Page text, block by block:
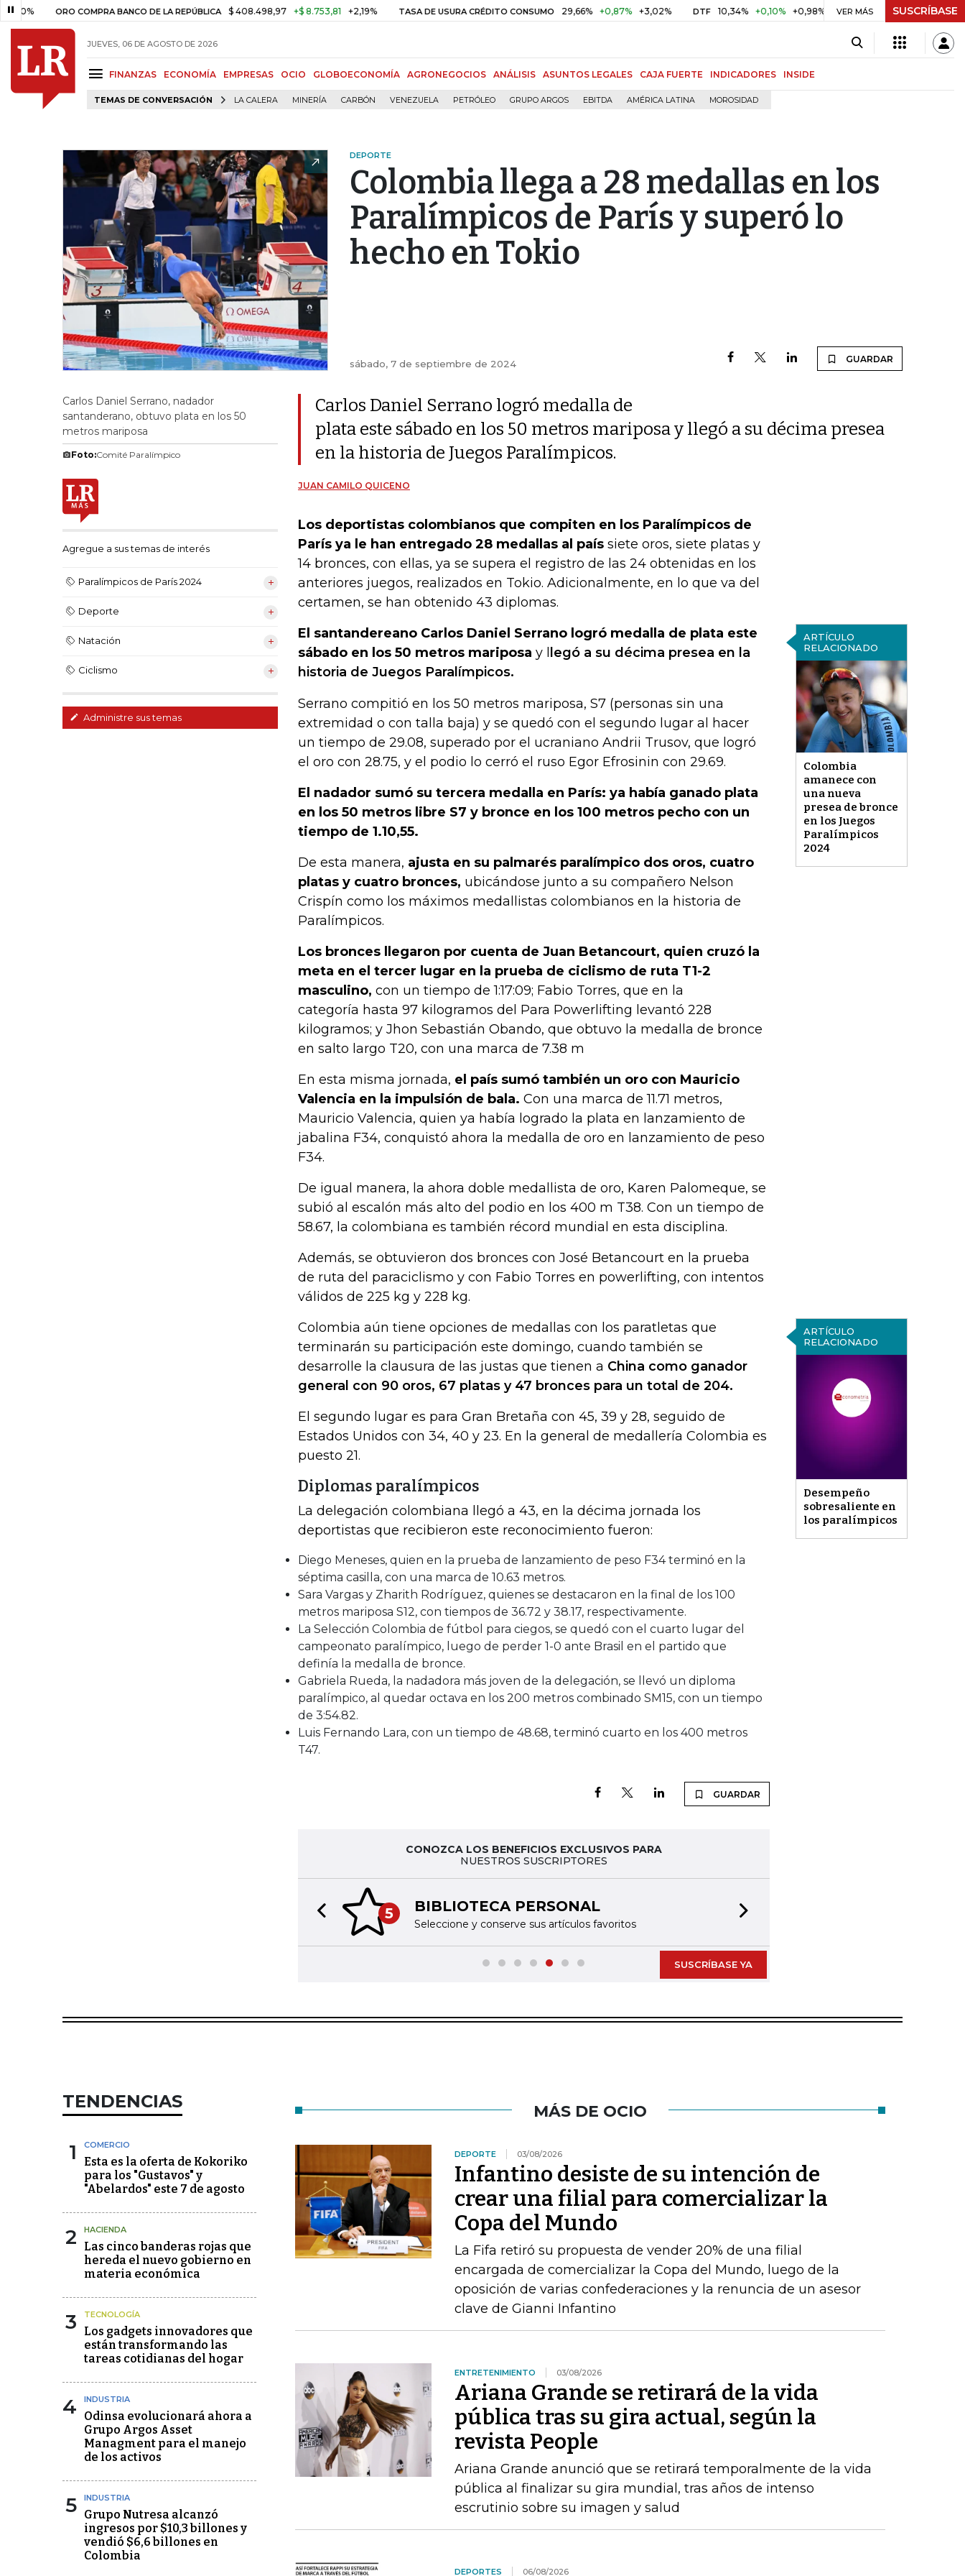
ORO COMPRA BANCO DE LA REPÚBLICA $ 408.498,97 +$ 8.753,81 +2,19% TASA DE USURA CRÉDITO CONSUMO 29,66% +0,87% +3,02% DTF 10,34% +0,10% +0,98% UVR $ 416,91 +$ 0,05 +0,01%
VER MÁS SUSCRÍBASE
JUEVES, 06 DE AGOSTO DE 2026
FINANZAS ECONOMÍA EMPRESAS OCIO GLOBOECONOMÍA AGRONEGOCIOS ANÁLISIS ASUNTOS LEGALES CAJA FUERTE INDICADORES INSIDE
TEMAS DE CONVERSACIÓN LA CALERA MINERÍA CARBÓN VENEZUELA PETRÓLEO GRUPO ARGOS EBITDA AMÉRICA LATINA MOROSIDAD
DEPORTE
Colombia llega a 28 medallas en los
Paralímpicos de París y superó lo
hecho en Tokio
sábado, 7 de septiembre de 2024 GUARDAR
Carlos Daniel Serrano, nadador
santanderano, obtuvo plata en los 50
metros mariposa
Foto:Comité Paralímpico
Agregue a sus temas de interés
Paralímpicos de París 2024
Deporte
Natación
Ciclismo
Administre sus temas
Carlos Daniel Serrano logró medalla de
plata este sábado en los 50 metros mariposa y llegó a su décima presea
en la historia de Juegos Paralímpicos.
JUAN CAMILO QUICENO
Los deportistas colombianos que compiten en los Paralímpicos de
París ya le han entregado 28 medallas al país siete oros, siete platas y
14 bronces, con ellas, ya se supera el registro de las 24 obtenidas en los
anteriores juegos, realizados en Tokio. Adicionalmente, en lo que va del
certamen, se han obtenido 43 diplomas.
ARTÍCULO
RELACIONADO
Colombia
amanece con
una nueva
presea de bronce
en los Juegos
Paralímpicos
2024
El santandereano Carlos Daniel Serrano logró medalla de plata este
sábado en los 50 metros mariposa y l
legó a su décima presea en la
historia de Juegos Paralímpicos.
Serrano compitió en los 50 metros mariposa, S7 (personas sin una
extremidad o con talla baja) y se quedó con el segundo lugar al hacer
un tiempo de 29.08, superado por el ucraniano Andrii Trusov, que logró
el oro con 28.75, y el podio lo cerró el ruso Egor Efrosinin con 29.69.
El nadador sumó su tercera medalla en París: ya había ganado plata
en los 50 metros libre S7 y bronce en los 100 metros pecho con un
tiempo de 1.10,55.
De esta manera, ajusta en su palmarés paralímpico dos oros, cuatro
platas y cuatro bronces, ubicándose junto a su compañero Nelson
Crispín como los máximos medallistas colombianos en la historia de
Paralímpicos.
Los bronces llegaron por cuenta de Juan Betancourt, quien cruzó la
meta en el tercer lugar en la prueba de ciclismo de ruta T1-2
masculino, con un tiempo de 1:17:09; Fabio Torres, que en la
categoría hasta 97 kilogramos del Para Powerlifting levantó 228
kilogramos; y Jhon Sebastián Obando, que obtuvo la medalla de bronce
en salto largo T20, con una marca de 7.38 m
En esta misma jornada, el país sumó también un oro con Mauricio
Valencia en la impulsión de bala. Con una marca de 11.71 metros,
Mauricio Valencia, quien ya había logrado la plata en lanzamiento de
jabalina F34, conquistó ahora la medalla de oro en lanzamiento de peso
F34.
De igual manera, la ahora doble medallista de oro, Karen Palomeque, se
subió al escalón más alto del podio en los 400 m T38. Con un tiempo de
58.67, la colombiana es también récord mundial en esta disciplina.
Además, se obtuvieron dos bronces con José Betancourt en la prueba
de ruta del paraciclismo y con Fabio Torres en powerlifting, con intentos
válidos de 225 kg y 228 kg.
ARTÍCULO
RELACIONADO
Desempeño
sobresaliente en
los paralímpicos
Colombia aún tiene opciones de medallas con los paratletas que
terminarán su participación este domingo, cuando también se
desarrolle la clausura de las justas que tienen a China como ganador
general con 90 oros, 67 platas y 47 bronces para un total de 204.
El segundo lugar es para Gran Bretaña con 45, 39 y 28, seguido de
Estados Unidos con 34, 40 y 23. En la general de medallería Colombia es
puesto 21.
Diplomas paralímpicos
La delegación colombiana llegó a 43, en la décima jornada los
deportistas que recibieron este reconocimiento fueron:
Diego Meneses, quien en la prueba de lanzamiento de peso F34 terminó en la
séptima casilla, con una marca de 10.63 metros.
Sara Vargas y Zharith Rodríguez, quienes se destacaron en la final de los 100
metros mariposa S12, con tiempos de 36.72 y 38.17, respectivamente.
La Selección Colombia de fútbol para ciegos, se quedó con el cuarto lugar del
campeonato paralímpico, luego de perder 1-0 ante Brasil en el partido que
definía la medalla de bronce.
Gabriela Rueda, la nadadora más joven de la delegación, se llevó un diploma
paralímpico, al quedar octava en los 200 metros combinado SM15, con un tiempo
de 3:54.82.
Luis Fernando Lara, con un tiempo de 48.68, terminó cuarto en los 400 metros
T47.
GUARDAR
CONOZCA LOS BENEFICIOS EXCLUSIVOS PARA
NUESTROS SUSCRIPTORES
5 BIBLIOTECA PERSONAL
Seleccione y conserve sus artículos favoritos
Previous slide
SUSCRÍBASE YA
TENDENCIAS
1 COMERCIO
Esta es la oferta de Kokoriko
para los "Gustavos" y
"Abelardos" este 7 de agosto
2 HACIENDA
Las cinco banderas rojas que
hereda el nuevo gobierno en
materia económica
3 TECNOLOGÍA
Los gadgets innovadores que
están transformando las
tareas cotidianas del hogar
4 INDUSTRIA
Odinsa evolucionará ahora a
Grupo Argos Asset
Managment para el manejo
de los activos
5 INDUSTRIA
Grupo Nutresa alcanzó
ingresos por $10,3 billones y
vendió $6,6 billones en
Colombia
MÁS DE OCIO
DEPORTE 03/08/2026
Infantino desiste de su intención de
crear una filial para comercializar la
Copa del Mundo
La Fifa retiró su propuesta de vender 20% de una filial
encargada de comercializar la Copa del Mundo, luego de la
oposición de varias confederaciones y la renuncia de un asesor
clave de Gianni Infantino
ENTRETENIMIENTO 03/08/2026
Ariana Grande se retirará de la vida
pública tras su gira actual, según la
revista People
Ariana Grande anunció que se retirará temporalmente de la vida
pública al finalizar su gira mundial, tras años de intenso
escrutinio sobre su imagen y salud
DEPORTES 06/08/2026